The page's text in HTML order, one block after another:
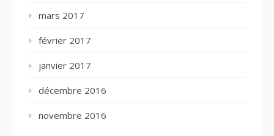
mars 2017
février 2017
janvier 2017
décembre 2016
novembre 2016